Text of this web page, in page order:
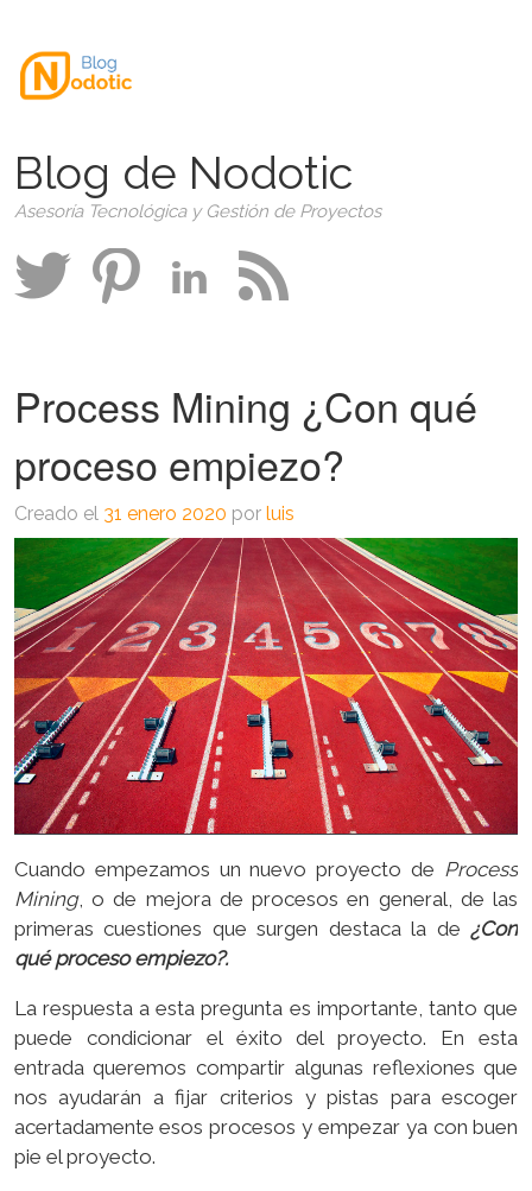
Blog de Nodotic
Asesoría Tecnológica y Gestión de Proyectos
Process Mining ¿Con qué
proceso empiezo?
Creado el 31 enero 2020 por luis
Cuando empezamos un nuevo proyecto de Process
Mining, o de mejora de procesos en general, de las
primeras cuestiones que surgen destaca la de¿Con
qué proceso empiezo?.
La respuesta a esta pregunta es importante, tanto que
puede condicionar el éxito del proyecto. En esta
entrada queremos compartir algunas reflexiones que
nos ayudarán a fijar criterios y pistas para escoger
acertadamente esos procesos y empezar ya con buen
pie el proyecto.